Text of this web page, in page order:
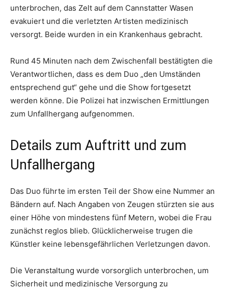
unterbrochen, das Zelt auf dem Cannstatter Wasen
evakuiert und die verletzten Artisten medizinisch
versorgt. Beide wurden in ein Krankenhaus gebracht.
Rund 45 Minuten nach dem Zwischenfall bestätigten die
Verantwortlichen, dass es dem Duo „den Umständen
entsprechend gut“ gehe und die Show fortgesetzt
werden könne. Die Polizei hat inzwischen Ermittlungen
zum Unfallhergang aufgenommen.
Details zum Auftritt und zum
Unfallhergang
Das Duo führte im ersten Teil der Show eine Nummer an
Bändern auf. Nach Angaben von Zeugen stürzten sie aus
einer Höhe von mindestens fünf Metern, wobei die Frau
zunächst reglos blieb. Glücklicherweise trugen die
Künstler keine lebensgefährlichen Verletzungen davon.
Die Veranstaltung wurde vorsorglich unterbrochen, um
Sicherheit und medizinische Versorgung zu